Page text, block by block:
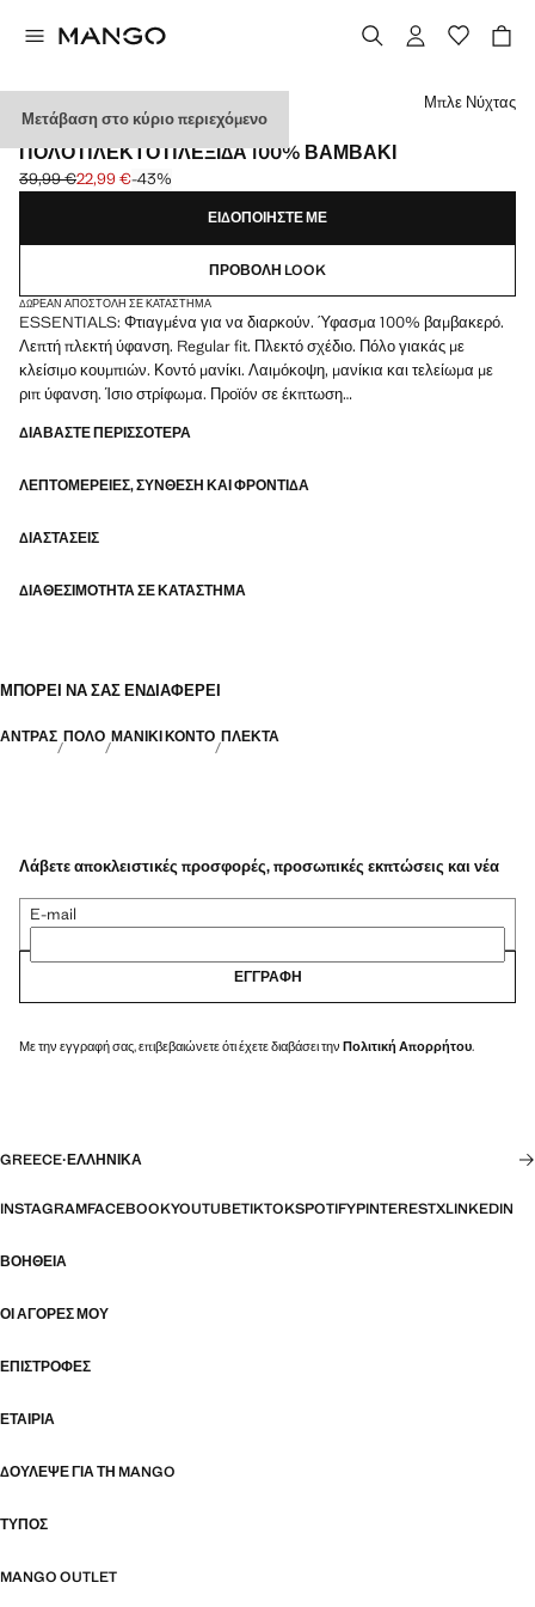
Μετάβαση στο κύριο περιεχόμενο
ESSENTIALS
ΠΌΛΟ ΠΛΕΚΤΌ ΠΛΕΞΊΔΑ 100% ΒΑΜΒΆΚΙ
Αρχική τιμή με διαγραφή [39,99 € ]
39,99 €
Ισχύουσα τιμή [22,99 € ]
22,99 €-43%
Διάλεξε χρώμα
Μπλε Νύχτας
ΕΙΔΟΠΟΙΉΣΤΕ ΜΕ
ΠΡΟΒΟΛΉ LOOK
ΔΩΡΕΆΝ ΑΠΟΣΤΟΛΉ ΣΕ ΚΑΤΆΣΤΗΜΑ
ESSENTIALS: Φτιαγμένα για να διαρκούν. Ύφασμα 100% βαμβακερό.
Λεπτή πλεκτή ύφανση. Regular fit. Πλεκτό σχέδιο. Πόλο γιακάς με
κλείσιμο κουμπιών. Κοντό μανίκι. Λαιμόκοψη, μανίκια και τελείωμα με
ριπ ύφανση. Ίσιο στρίφωμα. Προϊόν σε έκπτωση
ESSENTIALS: Φτιαγμένα για να αντέχουν στον χρόνο. Έχουμε
αντοχής στα ρούχα μας. Σχεδιασμένα προσεκτικά όσον αφορά την
ΔΙΑΒΆΣΤΕ ΠΕΡΙΣΣΌΤΕΡΑ
ΛΕΠΤΟΜΈΡΕΙΕΣ, ΣΎΝΘΕΣΗ ΚΑΙ ΦΡΟΝΤΊΔΑ
ΔΙΑΣΤΆΣΕΙΣ
ΔΙΑΘΕΣΙΜΌΤΗΤΑ ΣΕ ΚΑΤΆΣΤΗΜΑ
ΜΠΟΡΕΊ ΝΑ ΣΑΣ ΕΝΔΙΑΦΈΡΕΙ
ΑΝΤΡΑΣ ΠΌΛΟ ΜΑΝΊΚΙ ΚΟΝΤΌ ΠΛΕΚΤΆ
Λάβετε αποκλειστικές προσφορές, προσωπικές εκπτώσεις και νέα
E-mail
ΕΓΓΡΑΦΉ
Με την εγγραφή σας, επιβεβαιώνετε ότι έχετε διαβάσει την Πολιτική Απορρήτου.
GREECE·ΕΛΛΗΝΙΚΆ
INSTAGRAMFACEBOOKYOUTUBETIKTOKSPOTIFYPINTERESTXLINKEDIN
ΒΟΉΘΕΙΑ
ΟΙ ΑΓΟΡΈΣ ΜΟΥ
ΕΠΙΣΤΡΟΦΈΣ
ΕΤΑΙΡΊΑ
ΔΟΎΛΕΨΕ ΓΙΑ ΤΗ MANGO
ΤΎΠΟΣ
MANGO OUTLET